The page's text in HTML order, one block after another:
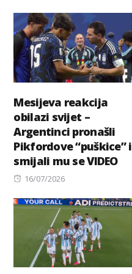
Mesijeva reakcija
obilazi svijet –
Argentinci pronašli
Pikfordove “puškice” i
smijali mu se VIDEO
Posted
16/07/2026